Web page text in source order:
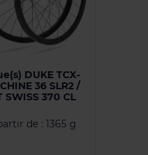
DUKE TCX-
36 SLR2 /
SWISS 370 CL
de : 1365 g